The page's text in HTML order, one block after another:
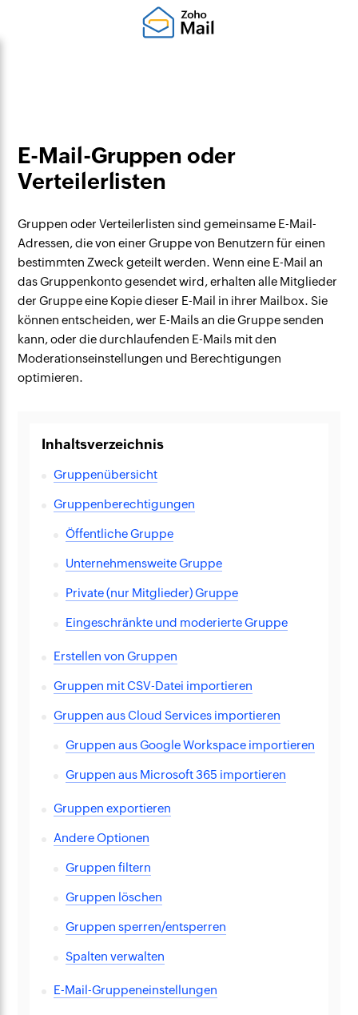
E-Mail-Gruppen oder
Verteilerlisten
Gruppen oder Verteilerlisten sind gemeinsame E-Mail-
Adressen, die von einer Gruppe von Benutzern für einen
bestimmten Zweck geteilt werden. Wenn eine E-Mail an
das Gruppenkonto gesendet wird, erhalten alle Mitglieder
der Gruppe eine Kopie dieser E-Mail in ihrer Mailbox. Sie
können entscheiden, wer E-Mails an die Gruppe senden
kann, oder die durchlaufenden E-Mails mit den
Moderationseinstellungen und Berechtigungen
optimieren.
Inhaltsverzeichnis
Gruppenübersicht
Gruppenberechtigungen
Öffentliche Gruppe
Unternehmensweite Gruppe
Private (nur Mitglieder) Gruppe
Eingeschränkte und moderierte Gruppe
Erstellen von Gruppen
Gruppen mit CSV-Datei importieren
Gruppen aus Cloud Services importieren
Gruppen aus Google Workspace importieren
Gruppen aus Microsoft 365 importieren
Gruppen exportieren
Andere Optionen
Gruppen filtern
Gruppen löschen
Gruppen sperren/entsperren
Spalten verwalten
E-Mail-Gruppeneinstellungen